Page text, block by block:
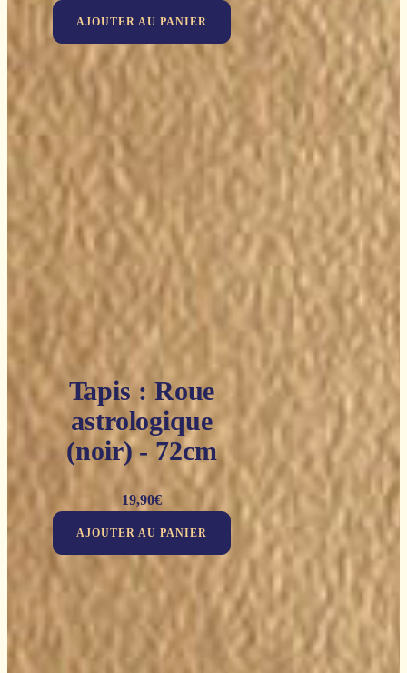
était :
26,90€.13,45€.
AJOUTER AU PANIER
Tapis : Roue
astrologique
(noir) - 72cm
19,90€
AJOUTER AU PANIER